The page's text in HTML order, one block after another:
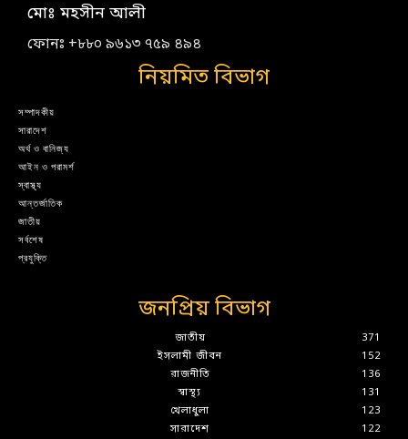
মোঃ মহসীন আলী
ফোনঃ +৮৮০ ৯৬১৩ ৭৫৯ ৪৯৪
নিয়মিত বিভাগ
সম্পাদকীয়
সারাদেশ
অর্থ ও বানিজ্য
আইন ও পরামর্শ
স্বাস্থ্য
আন্তর্জাতিক
জাতীয়
সর্বশেষ
প্রযুক্তি
জনপ্রিয় বিভাগ
জাতীয়
371
ইসলামী জীবন
152
রাজনীতি
136
স্বাস্থ্য
131
খেলাধুলা
123
সারাদেশ
122